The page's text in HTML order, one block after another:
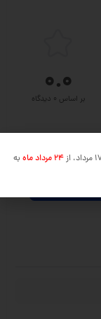
0.0
بر اساس 0 دیدگاه
24 مرداد ماه
به